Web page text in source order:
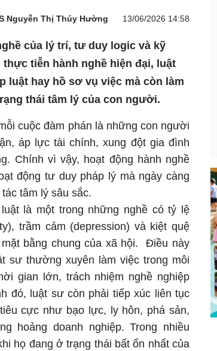
Nguyễn Thị Thúy Hường 13/06/2026 14:58
của lý trí, tư duy logic và kỹ
tiễn hành nghề hiện đại, luật
luật hay hồ sơ vụ việc mà còn làm
thái tâm lý của con người.
cuộc đàm phán là những con người
áp lực tài chính, xung đột gia đình
Chính vì vậy, hoạt động hành nghề
động tư duy pháp lý mà ngày càng
tâm lý sâu sắc.
là một trong những nghề có tỷ lệ
trầm cảm (depression) và kiệt quệ
bằng chung của xã hội. Điều này
sư thường xuyên làm việc trong môi
gian lớn, trách nhiệm nghề nghiệp
đó, luật sư còn phải tiếp xúc liên tục
cực như bạo lực, ly hôn, phá sản,
hoảng doanh nghiệp. Trong nhiều
họ đang ở trạng thái bất ổn nhất của